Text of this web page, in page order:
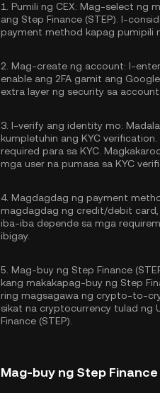
1. Pumili ng CEX: Mag-select ng
ang Step Finance (STEP). I-
payment method kapag pumipili
2. Mag-create ng account: I-
enable ang 2FA gamit ang
extra layer ng security sa account
3. I-verify ang identity mo:
kumpletuhin ang KYC verification
required para sa KYC.
mga user na pumasa sa KYC
4. Magdagdag ng payment
magdagdag ng credit/debit
iba-iba depende sa mga
ibigay.
5. Mag-buy ng Step Finance
kang makakapag-buy ng Step
ring magsagawa ng crypto-to-
sikat na cryptocurrency tulad ng
Finance (STEP).
Mag-buy ng Step